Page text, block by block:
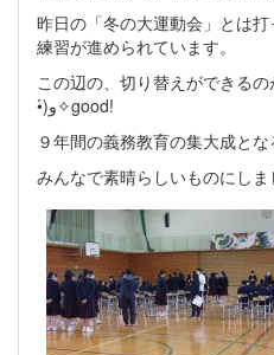
昨日の「冬の大運動会」とは
練習が進められています。
この辺の、切り替えができる
•́)و✧good!
９年間の義務教育の集大成とな
みんなで素晴らしいものにしま